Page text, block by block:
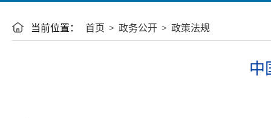
当前位置： 首页 > 政务公开 > 政策法规
中